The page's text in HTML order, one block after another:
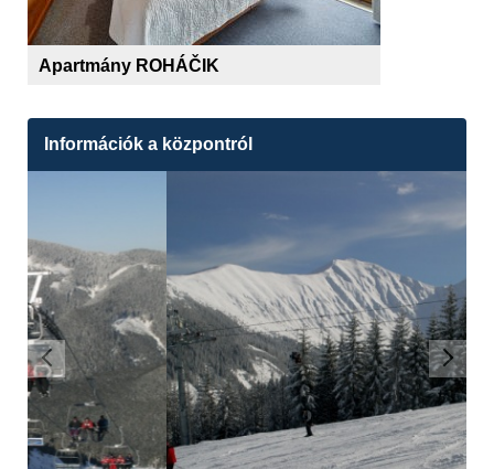
Apartmány ROHÁČIK
Információk a központról